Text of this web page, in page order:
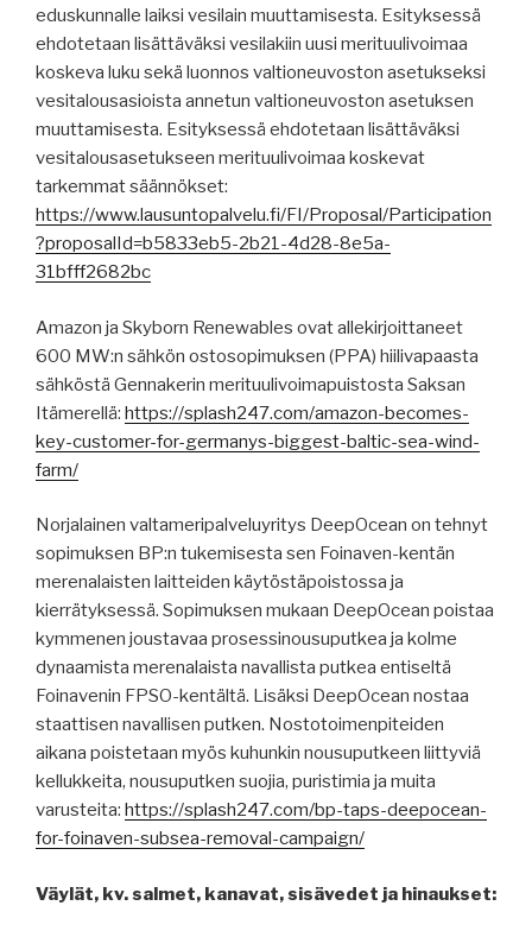
eduskunnalle laiksi vesilain muuttamisesta. Esityksessä
ehdotetaan lisättäväksi vesilakiin uusi merituulivoimaa
koskeva luku sekä luonnos valtioneuvoston asetukseksi
vesitalousasioista annetun valtioneuvoston asetuksen
muuttamisesta. Esityksessä ehdotetaan lisättäväksi
vesitalousasetukseen merituulivoimaa koskevat
tarkemmat säännökset:
https://www.lausuntopalvelu.fi/FI/Proposal/Participation
?proposalId=b5833eb5-2b21-4d28-8e5a-
31bfff2682bc
Amazon ja Skyborn Renewables ovat allekirjoittaneet
600 MW:n sähkön ostosopimuksen (PPA) hiilivapaasta
sähköstä Gennakerin merituulivoimapuistosta Saksan
Itämerellä: https://splash247.com/amazon-becomes-
key-customer-for-germanys-biggest-baltic-sea-wind-
farm/
Norjalainen valtameripalveluyritys DeepOcean on tehnyt
sopimuksen BP:n tukemisesta sen Foinaven-kentän
merenalaisten laitteiden käytöstäpoistossa ja
kierrätyksessä. Sopimuksen mukaan DeepOcean poistaa
kymmenen joustavaa prosessinousuputkea ja kolme
dynaamista merenalaista navallista putkea entiseltä
Foinavenin FPSO-kentältä. Lisäksi DeepOcean nostaa
staattisen navallisen putken. Nostotoimenpiteiden
aikana poistetaan myös kuhunkin nousuputkeen liittyviä
kellukkeita, nousuputken suojia, puristimia ja muita
varusteita: https://splash247.com/bp-taps-deepocean-
for-foinaven-subsea-removal-campaign/
Väylät, kv. salmet, kanavat, sisävedet ja hinaukset: